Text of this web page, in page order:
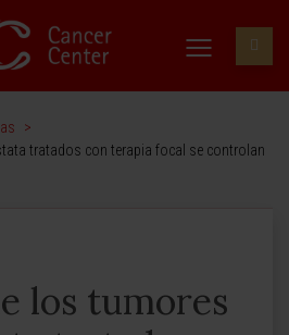
>
tratados con terapia focal se controlan
los tumores